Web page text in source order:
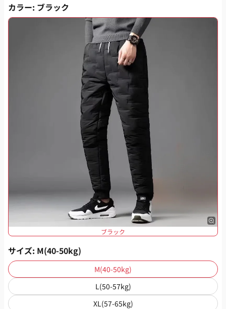
カラー: ブラック
ブラック
サイズ: M(40-50kg)
M(40-50kg)
L(50-57kg)
XL(57-65kg)